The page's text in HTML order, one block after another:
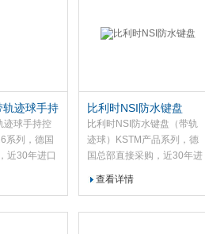
轨迹球手持
系列
迹球手持控
系列，德国
近30年进口
对一好的解
比利时NSI防水键盘
比利时NSI防水键盘（带轨
迹球）KSTM产品系列，德
国总部直接采购，近30年进
选型，为您提供一对一好的
查看详情